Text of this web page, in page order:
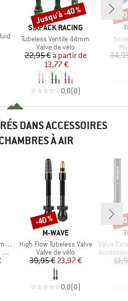
MARQUE
SIXPACK RACING
Article
Tubeless Ventile 44mm
Product group
Valve de vélo
Prix
22,95 € Prix réduit
à partir de
13,77 €
0,0(0)
Remise
Jusqu'à -40 % -
DANS ACCESSOIRES
À AIR
MARQUE
M-WAVE
Article
High Flow Tubeless Valve
Product group
Valve de vélo
Prix
39,95 €Prix réduit
23,97 €
0,0(0)
Remise
-40 %
Article
Valve
Product
Accessoires
-